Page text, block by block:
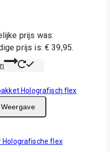
prijs was:
prijs is: € 39,95.
Holografische flex